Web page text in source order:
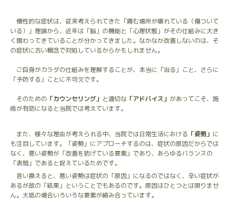
慢性的な症状は、従来考えられてきた「痛む場所が壊れている（傷ついて
いる）」理論から、近年は「脳」の機能と「心理状態」がその仕組みに大き
く関わってきていることが分かってきました。なかなか改善しないのは、そ
の症状に古い概念で対処しているからかもしれません。
ご自身がカラダの仕組みを理解することが、本当に「治る」こと、さらに
「予防する」ことに不可欠です。
そのための 「カウンセリング」 と適切な 「アドバイス」 があってこそ、施
術が有効になると当院では考えています。
また、様々な理由が考えられる中、当院では日常生活における 「姿勢」 に
も注目しています。「姿勢」にアプローチするのは、症状の原因だからでは
なく、悪い姿勢が「改善を妨げている要素」であり、あらゆるバランスの
「表現」であると捉えているためです。
言い換えると、悪い姿勢は症状の「原因」になるのではなく、辛い症状が
あるが故の「結果」ということでもあるのです。原因はひとつとは限りませ
ん。大抵の場合いろいろな要素が絡み合っています。